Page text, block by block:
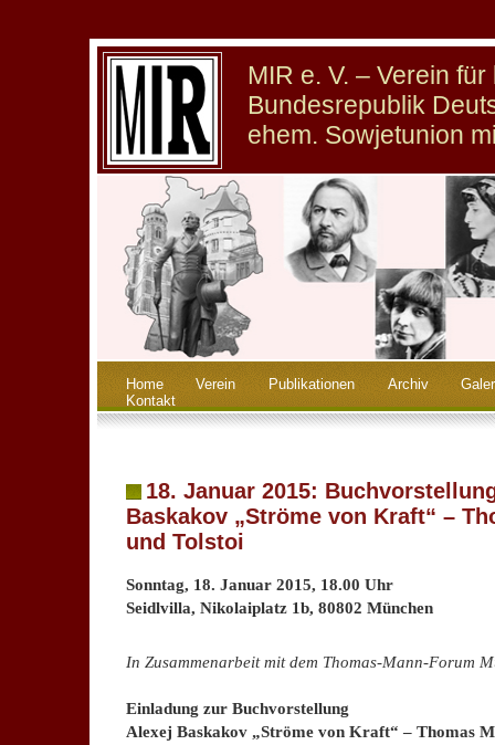
MIR e. V. – Verein
Bundesrepublik
ehem. Sowjetunion
Home Verein Publikationen Archiv
Kontakt
18. Januar 2015:
Baskakov „Ströme von Kraft“ –
und Tolstoi
Sonntag, 18. Januar 2015, 18.00 Uhr
Seidlvilla, Nikolaiplatz 1b, 80802 München
In Zusammenarbeit mit dem Thomas-Mann-Forum
Einladung zur Buchvorstellung
Alexej Baskakov „Ströme von Kraft“ – Thomas